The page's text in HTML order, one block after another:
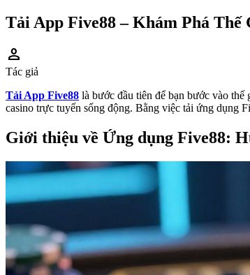
Tải App Five88 – Khám Phá
person
Tác giả
Tải App Five88 là bước đầu tiên để bạn bước vào
casino trực tuyến sống động. Bằng việc tải ứng dụng
Giới thiệu về Ứng dụng Five88: